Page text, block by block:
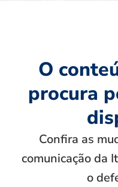
O
procura
Confira as
comunicação da
o